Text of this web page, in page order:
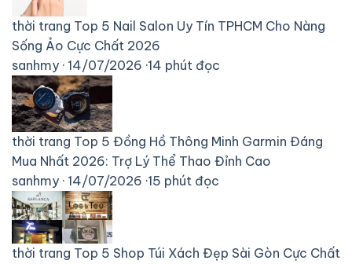
thời trang Top 5 Nail Salon Uy Tín TPHCM Cho Nàng
Sống Ảo Cực Chất 2026
sanhmy · 14/07/2026 ·14 phút đọc
thời trang Top 5 Đồng Hồ Thông Minh Garmin Đáng
Mua Nhất 2026: Trợ Lý Thể Thao Đỉnh Cao
sanhmy · 14/07/2026 ·15 phút đọc
thời trang Top 5 Shop Túi Xách Đẹp Sài Gòn Cực Chất